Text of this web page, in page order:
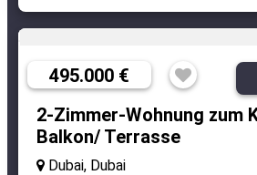
495.000 €
2-Zimmer-Wohnung zum
Balkon/ Terrasse
Dubai, Dubai